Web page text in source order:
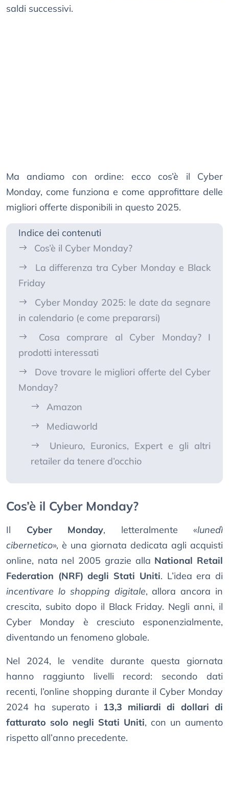
saldi successivi.
Ma andiamo con ordine: ecco cos’è il Cyber
Monday, come funziona e come approfittare delle
migliori offerte disponibili in questo 2025.
Indice dei contenuti
Cos’è il Cyber Monday?
La differenza tra Cyber Monday e Black
Friday
Cyber Monday 2025: le date da segnare
in calendario (e come prepararsi)
Cosa comprare al Cyber Monday? I
prodotti interessati
Dove trovare le migliori offerte del Cyber
Monday?
Amazon
Mediaworld
Unieuro, Euronics, Expert e gli altri
retailer da tenere d’occhio
Cos’è il Cyber Monday?
Il Cyber Monday, letteralmente «lunedì
cibernetico», è una giornata dedicata agli acquisti
online, nata nel 2005 grazie alla National Retail
Federation (NRF) degli Stati Uniti. L’idea era di
incentivare lo shopping digitale, allora ancora in
crescita, subito dopo il Black Friday. Negli anni, il
Cyber Monday è cresciuto esponenzialmente,
diventando un fenomeno globale.
Nel 2024, le vendite durante questa giornata
hanno raggiunto livelli record: secondo dati
recenti, l’online shopping durante il Cyber Monday
2024 ha superato i
13,3 miliardi di dollari di
fatturato solo negli Stati Uniti, con un aumento
rispetto all’anno precedente.